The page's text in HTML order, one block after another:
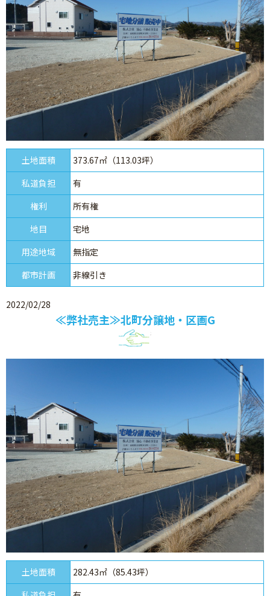
土地面積
373.67㎡（113.03坪）
私道負担
有
権利
所有権
地目
宅地
用途地域
無指定
都市計画
非線引き
2022/02/28
≪弊社売主≫北町分譲地・区画G
土地面積
282.43㎡（85.43坪）